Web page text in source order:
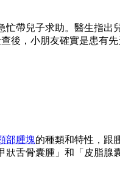
帶兒子求助。醫生指
，小朋友確實是患有
部腫塊的種類和特性，跟
舌骨囊腫」和「皮脂腺